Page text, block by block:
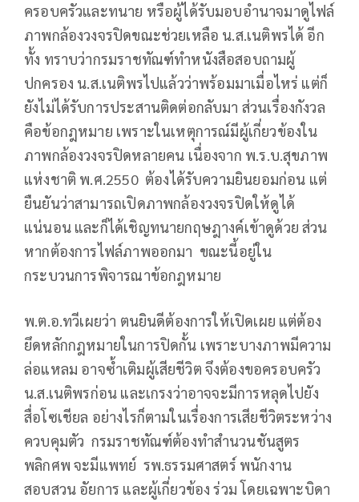
ครอบครัวและทนาย หรือผู้ได้รับมอบอำนาจมาดูไฟล์
ภาพกล้องวงจรปิดขณะช่วยเหลือ น.ส.เนติพรได้ อีก
ทั้ง ทราบว่ากรมราชทัณฑ์ทำหนังสือสอบถามผู้
ปกครอง น.ส.เนติพรไปแล้วว่าพร้อมมาเมื่อไหร่ แต่ก็
ยังไม่ได้รับการประสานติดต่อกลับมา ส่วนเรื่องกังวล
คือข้อกฎหมาย เพราะในเหตุการณ์มีผู้เกี่ยวข้องใน
ภาพกล้องวงจรปิดหลายคน เนื่องจาก พ.ร.บ.สุขภาพ
แห่งชาติ พ.ศ.2550 ต้องได้รับความยินยอมก่อน แต่
ยืนยันว่าสามารถเปิดภาพกล้องวงจรปิดให้ดูได้
แน่นอน และก็ได้เชิญทนายกฤษฎางค์เข้าดูด้วย ส่วน
หากต้องการไฟล์ภาพออกมา ขณะนี้อยู่ใน
กระบวนการพิจารณาข้อกฎหมาย
พ.ต.อ.ทวีเผยว่า ตนยินดีต้องการให้เปิดเผย แต่ต้อง
ยึดหลักกฎหมายในการปิดกั้น เพราะบางภาพมีความ
ล่อแหลม อาจซ้ำเติมผู้เสียชีวิต จึงต้องขอครอบครัว
น.ส.เนติพรก่อน และเกรงว่าอาจจะมีการหลุดไปยัง
สื่อโซเชียล อย่างไรก็ตามในเรื่องการเสียชีวิตระหว่าง
ควบคุมตัว กรมราชทัณฑ์ต้องทำสำนวนชันสูตร
พลิกศพ จะมีแพทย์ รพ.ธรรมศาสตร์ พนักงาน
สอบสวน อัยการ และผู้เกี่ยวข้อง ร่วม โดยเฉพาะบิดา